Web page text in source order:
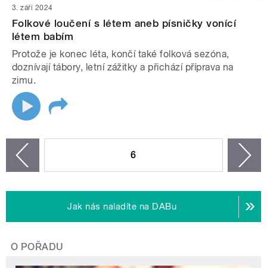
3. září 2024
Folkové loučení s létem aneb písničky vonící
létem babím
Protože je konec léta, končí také folková sezóna,
doznívají tábory, letní zážitky a přichází příprava na
zimu.
6
Jak nás naladíte na DABu
O POŘADU